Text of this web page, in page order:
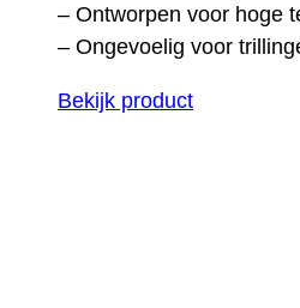
– Ontworpen voor hoge
– Ongevoelig voor
Bekijk product